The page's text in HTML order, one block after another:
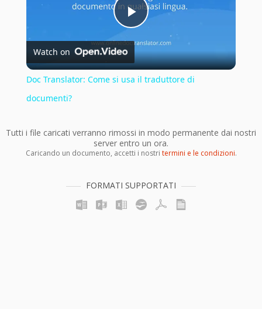
Play
Video
Watch on
Doc Translator: Come si usa il traduttore di
documenti?
Tutti i file caricati verranno rimossi in modo permanente dai nostri
server entro un ora.
Caricando un documento, accetti i nostri termini e le condizioni.
FORMATI SUPPORTATI